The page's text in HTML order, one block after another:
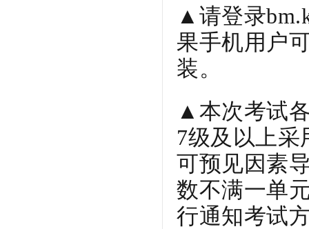
▲ 请登录
果手机用户
装。
▲ 本次考试
7级及以上
可预见因素
数不满一单
行通知考试